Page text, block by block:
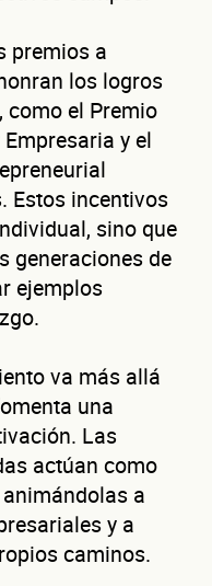
premios a
los logros
como el Premio
y el
Estos incentivos
sino que
generaciones de
ejemplos
va más allá
una
Las
actúan como
a
y a
caminos.
correcta para tu negocio.